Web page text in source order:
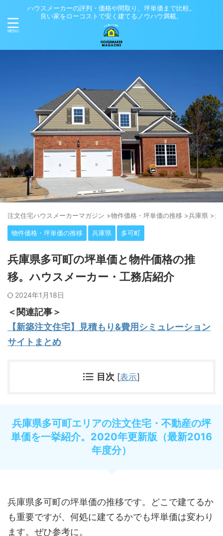
ハウスメーカーの評判・価格や間取り、坪単価まで比較。
良い家をローコストで安く建てるノウハウ満載。
注⽂住宅ハウスメーカーマガジン >物件価格・坪単価の推移 >兵庫県 >多
物件価格・坪単価の推移 兵庫県 多可町
兵庫県多可町の坪単価と物件価格の推
移。ハウスメーカー・工務店紹介
2024年1月18日
＜関連記事＞
【新築注文住宅】見積もり&費用シミュレーション
サイトまとめ
目次 [表示]
兵庫県多可町エリアの注文住宅・不動産の坪
単価を一挙紹介。2020年更新版（最新2016
年度分）
兵庫県多可町の坪単価の推移です。どこで建てるか
も重要ですが、何処に建てるかでも坪単価は変わり
ます。ぜひ参考に。